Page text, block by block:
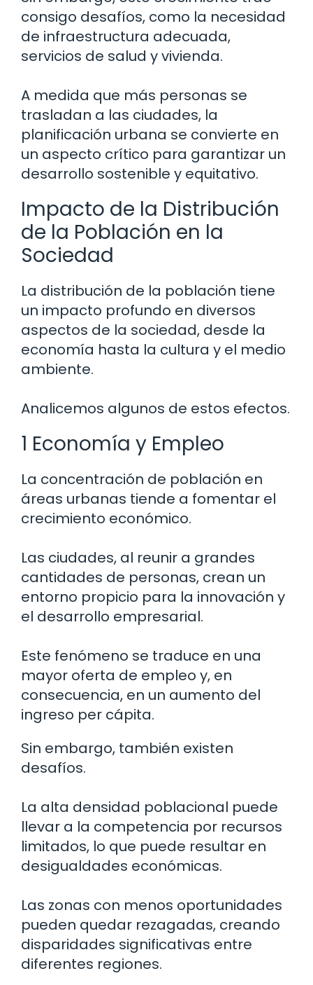
consigo desafíos, como la necesidad
de infraestructura adecuada,
servicios de salud y vivienda.
A medida que más personas se
trasladan a las ciudades, la
planificación urbana se convierte en
un aspecto crítico para garantizar un
desarrollo sostenible y equitativo.
Impacto de la Distribución
de la Población en la
Sociedad
La distribución de la población tiene
un impacto profundo en diversos
aspectos de la sociedad, desde la
economía hasta la cultura y el medio
ambiente.
Analicemos algunos de estos efectos.
1 Economía y Empleo
La concentración de población en
áreas urbanas tiende a fomentar el
crecimiento económico.
Las ciudades, al reunir a grandes
cantidades de personas, crean un
entorno propicio para la innovación y
el desarrollo empresarial.
Este fenómeno se traduce en una
mayor oferta de empleo y, en
consecuencia, en un aumento del
ingreso per cápita.
Sin embargo, también existen
desafíos.
La alta densidad poblacional puede
llevar a la competencia por recursos
limitados, lo que puede resultar en
desigualdades económicas.
Las zonas con menos oportunidades
pueden quedar rezagadas, creando
disparidades significativas entre
diferentes regiones.